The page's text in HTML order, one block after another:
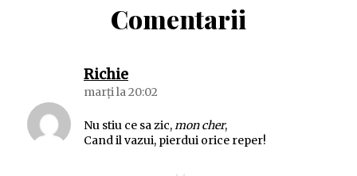
Comentarii
Richiespune:
marți la 20:02
Nu stiu ce sa zic,mon cher,
Cand il vazui, pierdui orice reper!